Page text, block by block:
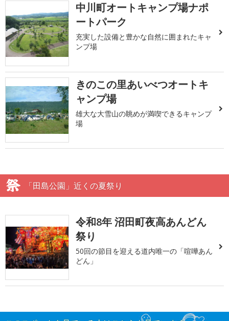
中川町オートキャンプ場ナポ
ートパーク
充実した設備と豊かな自然に囲まれたキャ
ンプ場
きのこの里あいべつオートキ
ャンプ場
雄大な大雪山の眺めが満喫できるキャンプ
場
「田島公園」近くの夏祭り
令和8年 沼田町夜高あんどん
祭り
50回の節目を迎える道内唯一の「喧嘩あん
どん」